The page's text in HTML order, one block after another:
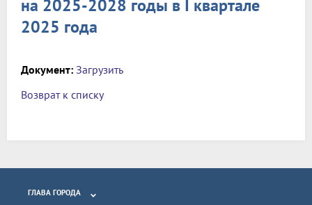
на 2025-2028 годы в I квартале
2025 года
Документ: Загрузить
Возврат к списку
ГЛАВА ГОРОДА